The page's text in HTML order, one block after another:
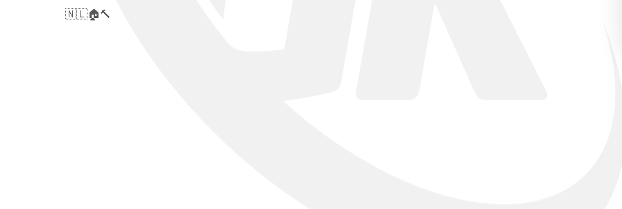
🇳🇱🏠🔨